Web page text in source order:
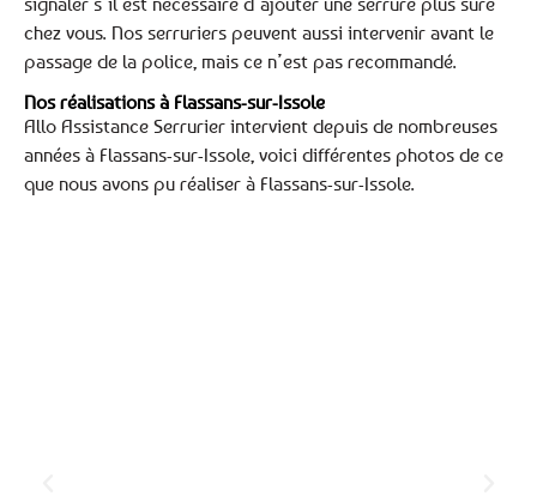
chez vous. Nos serruriers peuvent aussi intervenir avant le
passage de la police, mais ce n’est pas recommandé.
Nos réalisations à Flassans-sur-Issole
Allo Assistance Serrurier intervient depuis de nombreuses
années à Flassans-sur-Issole, voici différentes photos de ce
que nous avons pu réaliser à Flassans-sur-Issole.